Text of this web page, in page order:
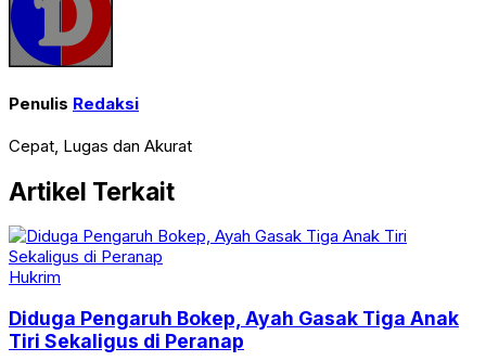
Penulis Redaksi
Cepat, Lugas dan Akurat
Artikel Terkait
Hukrim
Diduga Pengaruh Bokep, Ayah Gasak Tiga Anak
Tiri Sekaligus di Peranap